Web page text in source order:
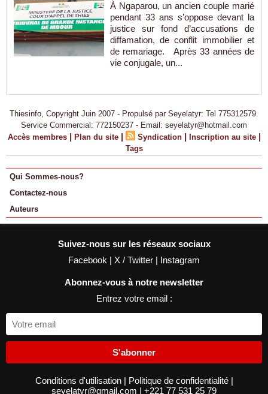
À Ngaparou, un ancien couple marié
pendant 33 ans s’oppose devant la
justice sur fond d’accusations de
diffamation, de conflit immobilier et
de remariage. Après 33 années de
vie conjugale, un...
Thiesinfo, Copyright Juin 2007 - Propulsé par Seyelatyr: Tel 775312579.
Service Commercial: 772150237 - Email: seyelatyr@hotmail.com
Accès membres | Plan du site | Syndication | Inscription au site |
Tags
Qui Sommes-nous?
Contactez-nous
Auteurs
Suivez-nous sur les réseaux sociaux
Facebook | X / Twitter | Instagram
Abonnez-vous à notre newsletter
Entrez votre email :
S'abonner
Conditions d'utilisation | Politique de confidentialité |
seyelatyr@gmail.com | +221 77 531 25 79